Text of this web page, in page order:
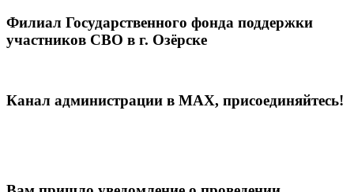
Филиал Государственного фонда поддержки
участников СВО в г. Озёрске
Канал администрации в МАХ, присоединяйтесь!